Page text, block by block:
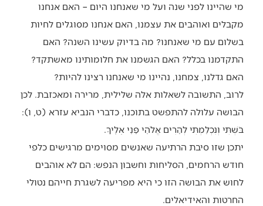
מי שהיינו לפני שנה ועל מי שאנחנו היום – האם אנחנו
מקבלים ואוהבים את עצמנו, האם אנחנו מסוגלים לחיות
בשלום עם מי שאנחנו? מה בדיוק עשינו השנה? האם
התקדמנו בכלל? האם הגשמנו את חלומותינו מאשתקד?
האם גדלנו, צמחנו, נהיינו מי שאנחנו רצינו להיות?
לרוב, התשובה לשאלות אלה שלילית, מרירה ומאכזבת. לכן
הבושה עלולה להתפשט בתוכנו, כדברי הנביא עזרא (ט, ו):
בֹּשְׁתִּי וְנִכְלַמְתִּי לְהָרִים אֱלֹהַי פָּנַי אֵלֶיךָ.
יתכן שזו סיבת הרתיעה שאנשים מסוימים מרגישים כלפי
חודש הרחמים, הסליחות וחשבון הנפש: הם לא אוהבים
לחוש את הבושה הזו כי היא מפריעה לשגרת חייהם נטולי
החרטות והאידיאלים.